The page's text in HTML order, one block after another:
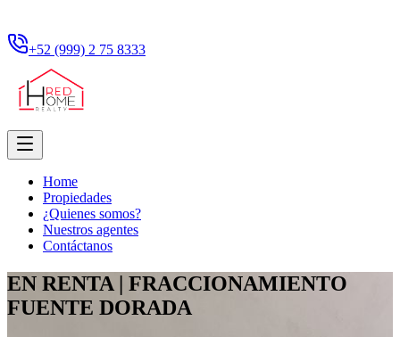
+52 (999) 2 75 8333
Home
Propiedades
¿Quienes somos?
Nuestros agentes
Contáctanos
EN RENTA | FRACCIONAMIENTO
FUENTE DORADA